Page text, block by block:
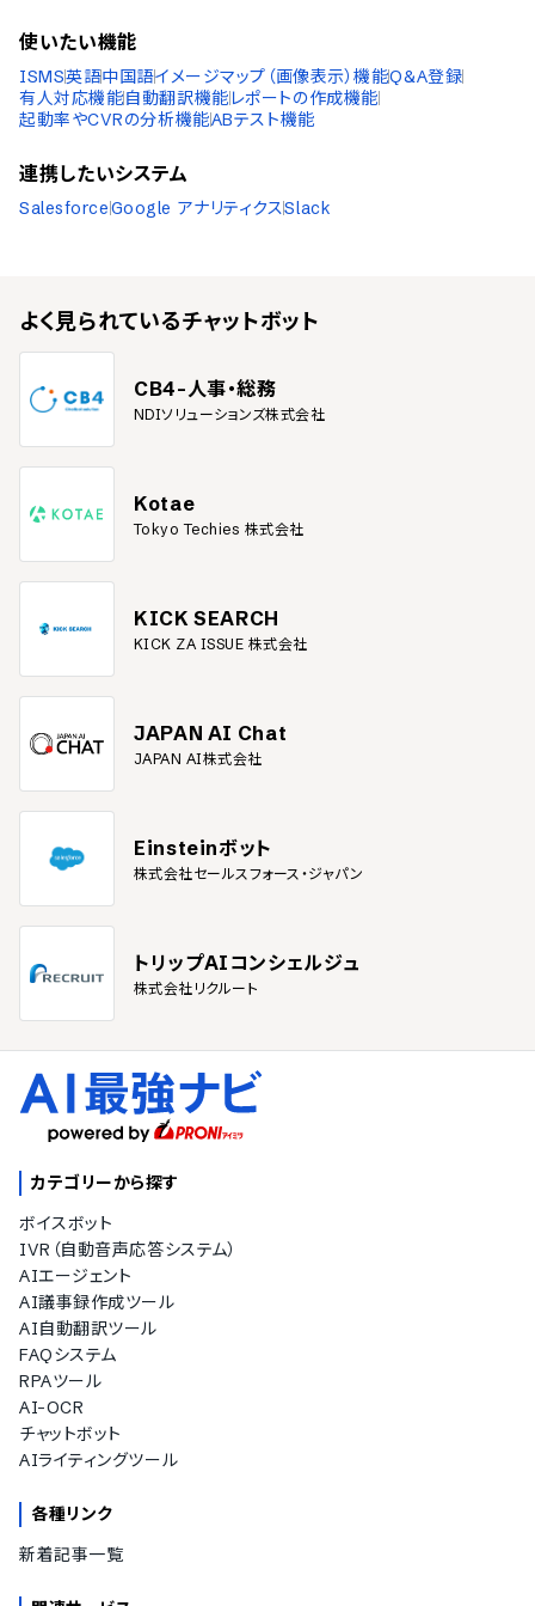
使いたい機能
ISMS英語中国語イメージマップ（画像表示）機能Q&A登録
有人対応機能自動翻訳機能レポートの作成機能
起動率やCVRの分析機能ABテスト機能
連携したいシステム
SalesforceGoogle アナリティクスSlack
よく見られているチャットボット
CB4-人事・総務
NDIソリューションズ株式会社
Kotae
Tokyo Techies 株式会社
KICK SEARCH
KICK ZA ISSUE 株式会社
JAPAN AI Chat
JAPAN AI株式会社
Einsteinボット
株式会社セールスフォース・ジャパン
トリップAIコンシェルジュ
株式会社リクルート
カテゴリーから探す
ボイスボット
IVR（自動音声応答システム）
AIエージェント
AI議事録作成ツール
AI自動翻訳ツール
FAQシステム
RPAツール
AI-OCR
チャットボット
AIライティングツール
各種リンク
新着記事一覧